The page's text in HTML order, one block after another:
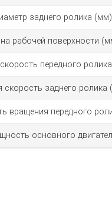
заднего ролика (мм)
рабочей поверхности
передного
скорость заднего
вращения передного
основного